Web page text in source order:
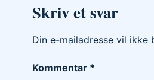
Skriv et svar
Din e-mailadresse vil ikke
Kommentar *